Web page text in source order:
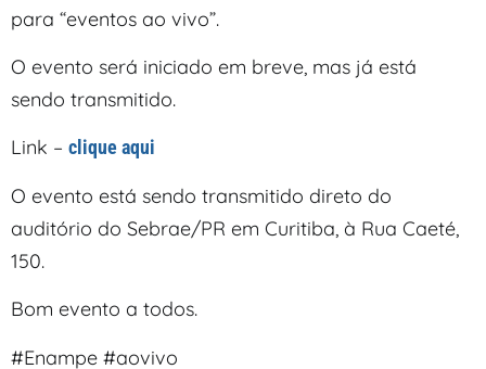
para “eventos ao vivo”.
O evento será iniciado em breve, mas já está
sendo transmitido.
Link – clique aqui
O evento está sendo transmitido direto do
auditório do Sebrae/PR em Curitiba, à Rua Caeté,
150.
Bom evento a todos.
#Enampe #aovivo